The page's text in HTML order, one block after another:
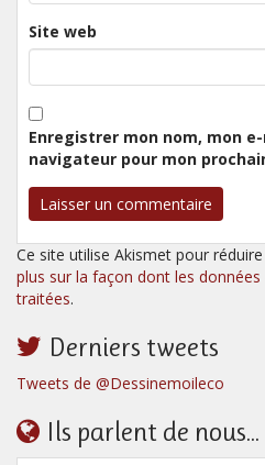
Site web
Enregistrer mon nom, mon
navigateur pour mon
Ce site utilise Akismet pour
plus sur la façon dont les
traitées.
Derniers tweets
Tweets de @Dessinemoileco
Ils parlent de nous...